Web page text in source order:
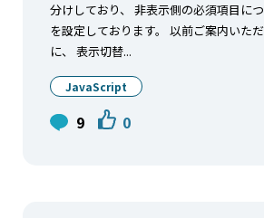
分けしており、 非表示側の必須項目に
を設定しております。 以前ご案内いた
に、 表示切替...
JavaScript
9 0